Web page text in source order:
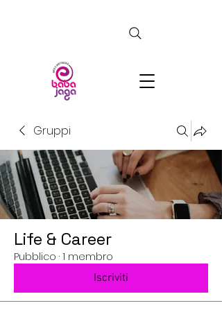
Gruppi
Life & Career
Pubblico · 1 membro
Iscriviti